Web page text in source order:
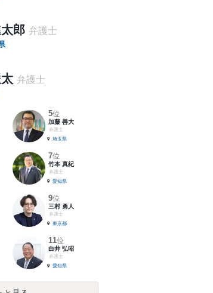
郎 弁護士
弁護士
5位
加藤 善大
弁護士
埼玉県
7位
竹本 真紀
弁護士
愛知県
9位
三村 勇人
弁護士
東京都
11位
白井 弘昭
弁護士
愛知県